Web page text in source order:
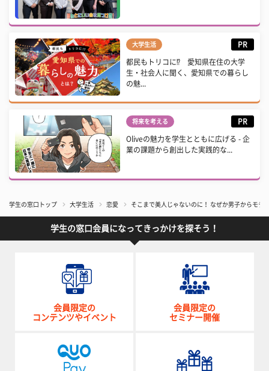
大学生活 PR
都民もトリコに⁉ 愛知県在住の大学
生・社会人に聞く、愛知県での暮らし
の魅...
将来を考える PR
Oliveの魅力を学生とともに広げる - 企
業の課題から創出した実践的な...
学生の窓口トップ 大学生活 恋愛 そこまで美人じゃないのに！ なぜか男子からモテ
学生の窓口会員になってきっかけを探そう！
会員限定の
コンテンツやイベント
会員限定の
セミナー開催